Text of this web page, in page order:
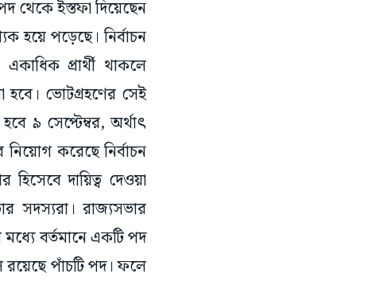
থেকে ইস্তফা দিয়েছেন
হয়ে পড়েছে। নির্বাচন
প্রার্থী থাকলে
হবে। ভোটগ্রহণের সেই
৯ সেপ্টেম্বর, অর্থাৎ
করেছে নির্বাচন
দায়িত্ব দেওয়া
সদস্যরা। রাজ্যসভার
বর্তমানে একটি পদ
পাঁচটি পদ। ফলে